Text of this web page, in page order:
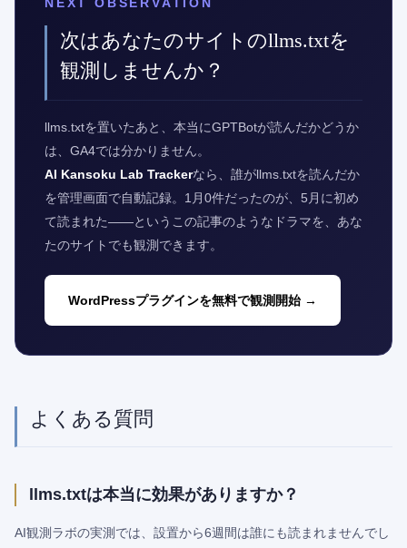
NEXT OBSERVATION
次はあなたのサイトのllms.txtを
観測しませんか？
llms.txtを置いたあと、本当にGPTBotが読んだかどうか
は、GA4では分かりません。
AI Kansoku Lab Trackerなら、誰がllms.txtを読んだか
を管理画面で自動記録。1月0件だったのが、5月に初め
て読まれた——というこの記事のようなドラマを、あな
たのサイトでも観測できます。
WordPressプラグインを無料で観測開始 →
よくある質問
llms.txtは本当に効果がありますか？
AI観測ラボの実測では、設置から6週間は誰にも読まれませんでし